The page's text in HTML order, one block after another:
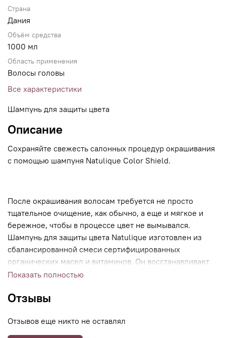
Страна
Дания
Объём средства
1000 мл
Область применения
Волосы головы
Все характеристики
Шампунь для защиты цвета
Описание
Сохраняйте свежесть салонных процедур окрашивания
с помощью шампуня Natulique Color Shield.
После окрашивания волосам требуется не просто
тщательное очищение, как обычно, а еще и мягкое и
бережное, чтобы в процессе цвет не вымывался.
Шампунь для защиты цвета Natulique изготовлен из
сбалансированной смеси сертифицированных
органических масел и витаминов. Он восстанавливает
поврежденную кутикулу, чтобы запечатать каждую
радовать блеском и насыщенностью гораздо дольше.
Показать полностью
Отзывы
Отзывов еще никто не оставлял